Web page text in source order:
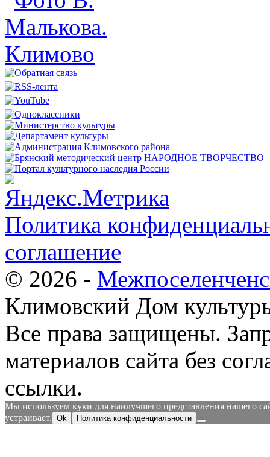
Политика
соглашение
© 2026 -
Климовский Дом
Все права защищены.
материалов сайта без
ссылки.
Мы используем куки для наилучшего представления нашего
устраивает. Ok Политика конфиденциальности